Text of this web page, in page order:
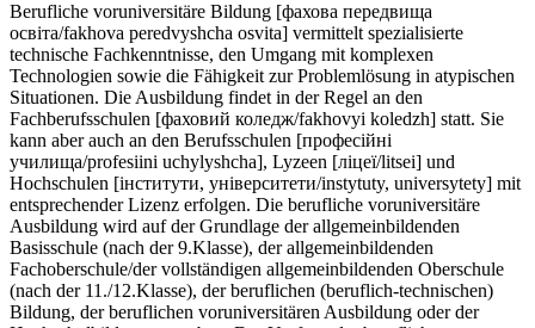
Berufliche voruniversitäre Bildung [фахова передвища
освіта/fakhova peredvyshcha osvita] vermittelt spezialisierte
technische Fachkenntnisse, den Umgang mit komplexen
Technologien sowie die Fähigkeit zur Problemlösung in atypischen
Situationen. Die Ausbildung findet in der Regel an den
Fachberufsschulen [фаховий коледж/fakhovyi koledzh] statt. Sie
kann aber auch an den Berufsschulen [професійні
училища/profesiini uchylyshcha], Lyzeen [ліцеї/litsei] und
Hochschulen [інститути, університети/instytuty, universytety] mit
entsprechender Lizenz erfolgen. Die berufliche voruniversitäre
Ausbildung wird auf der Grundlage der allgemeinbildenden
Basisschule (nach der 9.Klasse), der allgemeinbildenden
Fachoberschule/der vollständigen allgemeinbildenden Oberschule
(nach der 11./12.Klasse), der beruflichen (beruflich-technischen)
Bildung, der beruflichen voruniversitären Ausbildung oder der